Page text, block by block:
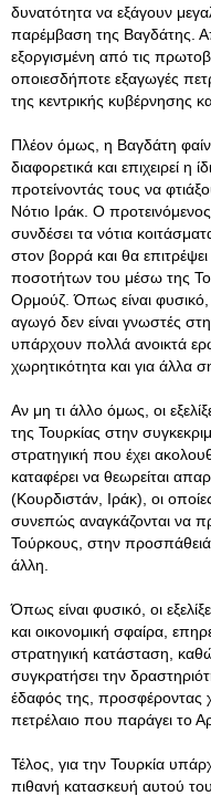
δυνατότητα να εξάγουν
παρέμβαση της Βαγδάτης.
εξοργισμένη από τις
οποιεσδήποτε εξαγωγές
της κεντρικής κυβέρνησης
Πλέον όμως, η Βαγδάτη
διαφορετικά και επιχειρεί η
προτείνοντάς τους να
Νότιο Ιράκ . Ο
συνδέσει τα νότια
στον βορρά και θα
ποσοτήτων του μέσω της
Ορμούζ. Όπως είναι φυσικό,
αγωγό δεν είναι γνωστές
υπάρχουν πολλά ανοικτά
χωρητικότητα και για άλλα
Αν μη τι άλλο όμως, οι
της Τουρκίας στην
στρατηγική που έχει
καταφέρει να θεωρείται
(Κουρδιστάν, Ιράκ), οι
συνεπώς αναγκάζονται να
Τούρκους, στην
άλλη.
Όπως είναι φυσικό, οι
και οικονομική σφαίρα,
στρατηγική κατάσταση,
συγκρατήσει την
έδαφός της, προσφέροντας
πετρέλαιο που παράγει το
Τέλος, για την Τουρκία
πιθανή κατασκευή αυτού